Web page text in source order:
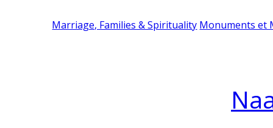
Marriage, Families & Spirituality Monuments et